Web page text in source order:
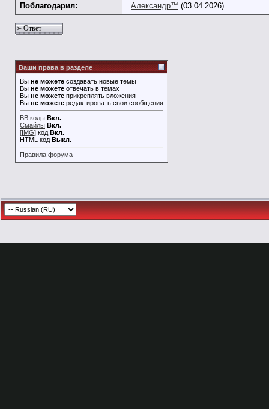
Поблагодарил: Александр™ (03.04.2026)
Ответ
Ваши права в разделе
Вы не можете создавать новые темы
Вы не можете отвечать в темах
Вы не можете прикреплять вложения
Вы не можете редактировать свои сообщения
BB коды Вкл.
Смайлы Вкл.
[IMG] код Вкл.
HTML код Выкл.
Правила форума